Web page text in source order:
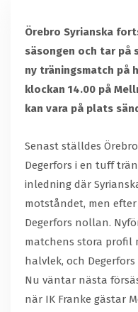
Örebro Syrianska
säsongen och tar på
ny träningsmatch på
klockan 14.00 på
kan vara på plats
Senast ställdes
Degerfors i en tuff
inledning där
motståndet, men
Degerfors nollan.
matchens stora profil
halvlek, och
Nu väntar nästa
när IK Franke gästar